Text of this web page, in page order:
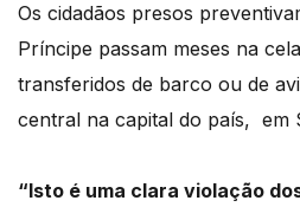
Os cidadãos presos
Príncipe passam meses na
transferidos de barco ou de
central na capital do país, em
“Isto é uma clara violação